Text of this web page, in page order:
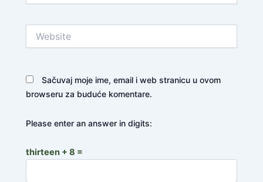
Sačuvaj moje ime, email i web stranicu u ovom
browseru za buduće komentare.
Please enter an answer in digits:
thirteen + 8 =